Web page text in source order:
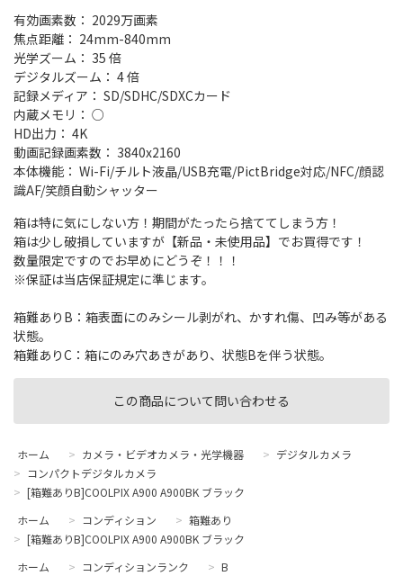
この商品について問い合わせる
有効画素数： 2029万画素
焦点距離： 24mm-840mm
光学ズーム： 35 倍
デジタルズーム： 4 倍
記録メディア： SD/SDHC/SDXCカード
内蔵メモリ： ○
HD出力： 4K
動画記録画素数： 3840x2160
本体機能： Wi-Fi/チルト液晶/USB充電/PictBridge対応/NFC/顔認
識AF/笑顔自動シャッター
箱は特に気にしない方！期間がたったら捨ててしまう方！
箱は少し破損していますが【新品・未使用品】でお買得です！
数量限定ですのでお早めにどうぞ！！！
※保証は当店保証規定に準じます。
箱難ありB：箱表面にのみシール剥がれ、かすれ傷、凹み等がある
状態。
箱難ありC：箱にのみ穴あきがあり、状態Bを伴う状態。
ホーム > カメラ・ビデオカメラ・光学機器 > デジタルカメラ
> コンパクトデジタルカメラ
> [箱難ありB]COOLPIX A900 A900BK ブラック
ホーム
> コンディション > 箱難あり
> [箱難ありB]COOLPIX A900 A900BK ブラック
ホーム
> コンディションランク > B